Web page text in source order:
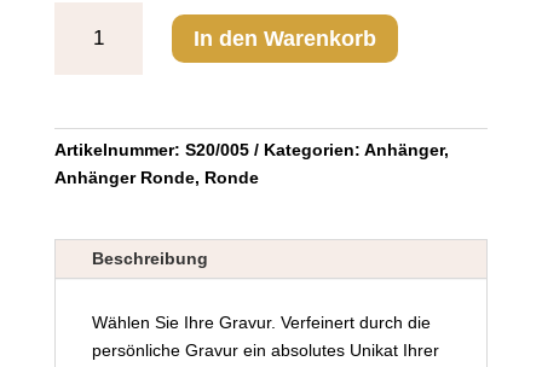
Ronde
In den Warenkorb
Artikelnummer: S20/005 Kategorien: Anhänger,
Anhänger Ronde, Ronde
Beschreibung
Wählen Sie Ihre Gravur. Verfeinert durch die
persönliche Gravur ein absolutes Unikat Ihrer